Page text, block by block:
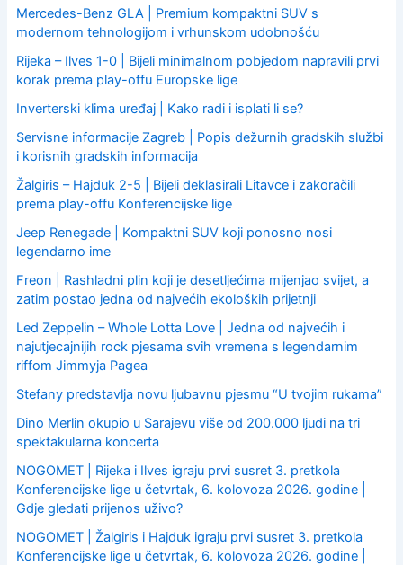
o
r
Mercedes-Benz GLA | Premium kompaktni SUV s
modernom tehnologijom i vrhunskom udobnošću
Rijeka – Ilves 1-0 | Bijeli minimalnom pobjedom napravili prvi
korak prema play-offu Europske lige
Inverterski klima uređaj | Kako radi i isplati li se?
Servisne informacije Zagreb | Popis dežurnih gradskih službi
i korisnih gradskih informacija
Žalgiris – Hajduk 2-5 | Bijeli deklasirali Litavce i zakoračili
prema play-offu Konferencijske lige
Jeep Renegade | Kompaktni SUV koji ponosno nosi
legendarno ime
Freon | Rashladni plin koji je desetljećima mijenjao svijet, a
zatim postao jedna od najvećih ekoloških prijetnji
Led Zeppelin – Whole Lotta Love | Jedna od najvećih i
najutjecajnijih rock pjesama svih vremena s legendarnim
riffom Jimmyja Pagea
Stefany predstavlja novu ljubavnu pjesmu “U tvojim rukama”
Dino Merlin okupio u Sarajevu više od 200.000 ljudi na tri
spektakularna koncerta
NOGOMET | Rijeka i Ilves igraju prvi susret 3. pretkola
Konferencijske lige u četvrtak, 6. kolovoza 2026. godine |
Gdje gledati prijenos uživo?
NOGOMET | Žalgiris i Hajduk igraju prvi susret 3. pretkola
Konferencijske lige u četvrtak, 6. kolovoza 2026. godine |